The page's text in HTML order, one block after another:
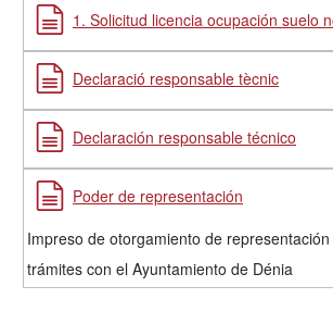
1. Solicitud licencia ocupación suelo
Declaració responsable tècnic
Declaración responsable técnico
Poder de representación
Impreso de otorgamiento de
trámites con el Ayuntamiento de Dénia